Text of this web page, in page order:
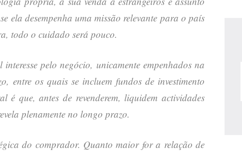
ela desempenha uma missão relevante para o país
todo o cuidado será pouco.
pelo negócio, unicamente empenhados na
entre os quais se incluem fundos de investimento
que, antes de revenderem, liquidem actividades
plenamente no longo prazo.
do comprador. Quanto maior for a relação de